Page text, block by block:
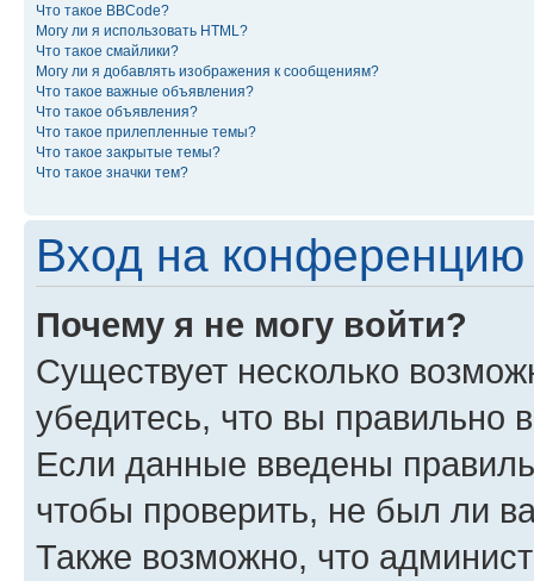
Что такое BBCode?
Могу ли я использовать HTML?
Что такое смайлики?
Могу ли я добавлять изображения к сообщениям?
Что такое важные объявления?
Что такое объявления?
Что такое прилепленные темы?
Что такое закрытые темы?
Что такое значки тем?
Вход на конференцию
Почему я не могу войти?
Существует несколько
убедитесь, что вы правильно
Если данные введены
чтобы проверить, не был ли
Также возможно, что